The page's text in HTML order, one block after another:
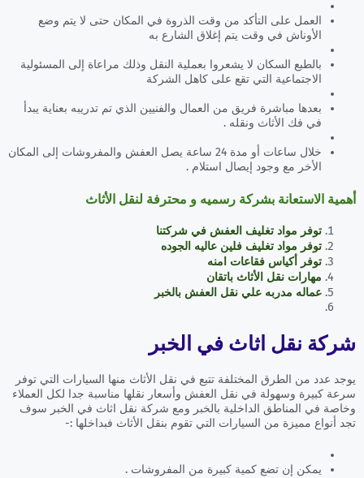
العمل على التأكد من وقت الذروة في المكان حتى لا يتم وضع
الأوناش في وقت يتم إغلاق الشارع به
بالطبع السكان لا يشعروا بعملية النقل وذلك مراعاة إلى المسئولية
الاجتماعية التي تقع على كاهل الشركة
بعدها مباشرة فريق من العمال والفنيين الذي تم تدريبه بعناية يبدأ
في فك الأثاث ونقله .
خلال ساعات أو مدة 24 ساعة يصل العفش والمفروشات إلى المكان
الأخر مع وجود إيصال استلام .
أهمية الاستعانة بشركة رسميه و محترفة لنقل الأثاث
توفر مواد تغليف العفش في شركتنا
توفر مواد تغليف فلين عاليه الجوده
توفر أكياس فقاعات امنه
مهارات نقل الأثاث باتقان
عماله مدربه علي نقل العفش بالخبر
شركة نقل اثاث في الخبر
يوجد عدد من الطرق المختلفة تتبع في نقل الأثاث منها السيارات التي توفر
سرعة كبيرة وسهولة في نقل العفش وأسعار نقلها مناسبة جدا لكل العملاء
وخاصة في المناطق الداخلية بالخبر ومع شركة نقل اثاث في الخبر سوف
تجد أنواع مميزة من السيارات التي تقوم بنقل الأثاث فبداخلها :-
يمكن إن تضع كمية كبيرة من المفروشات .